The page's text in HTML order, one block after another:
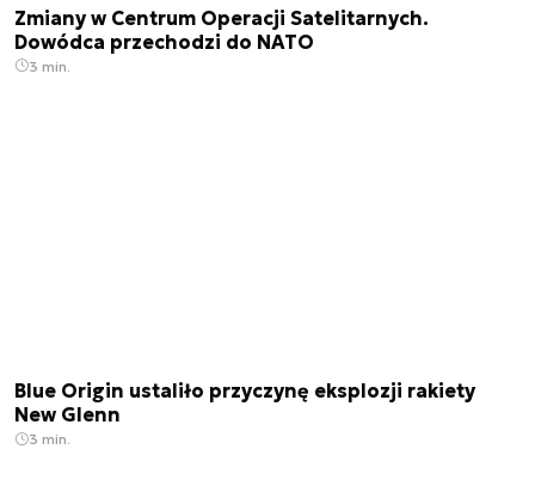
Zmiany w Centrum Operacji Satelitarnych.
Dowódca przechodzi do NATO
3 min.
Blue Origin ustaliło przyczynę eksplozji rakiety
New Glenn
3 min.